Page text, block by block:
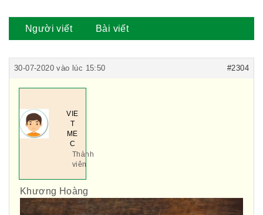
Người viết Bài viết
30-07-2020 vào lúc 15:50 #2304
VIE
T
ME
C
Thành
viên
Khương Hoàng